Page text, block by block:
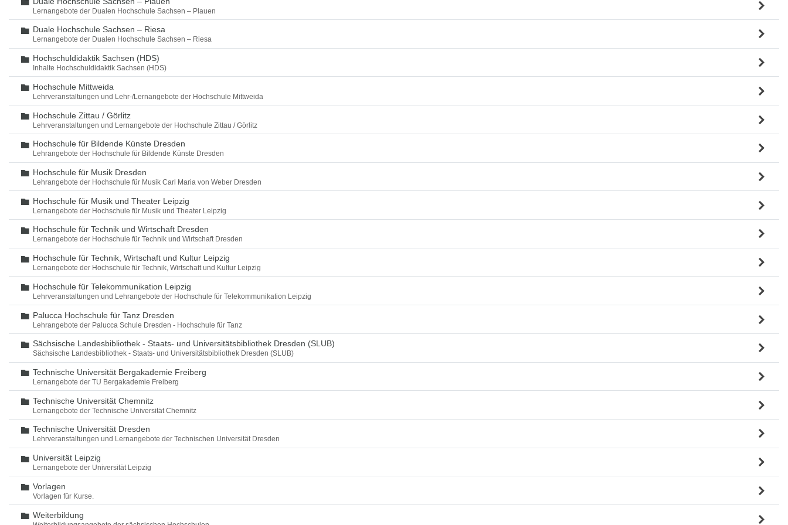
Lernangebote der Dualen Hochschule Sachsen – Plauen
Ordner
Duale Hochschule Sachsen – Riesa
Lernangebote der Dualen Hochschule Sachsen – Riesa
Ordner
Hochschuldidaktik Sachsen (HDS)
Inhalte Hochschuldidaktik Sachsen (HDS)
Ordner
Hochschule Mittweida
Lehrveranstaltungen und Lehr-/Lernangebote der Hochschule Mittweida
Ordner
Hochschule Zittau / Görlitz
Lehrveranstaltungen und Lernangebote der Hochschule Zittau / Görlitz
Ordner
Hochschule für Bildende Künste Dresden
Lehrangebote der Hochschule für Bildende Künste Dresden
Ordner
Hochschule für Musik Dresden
Lehrangebote der Hochschule für Musik Carl Maria von Weber Dresden
Ordner
Hochschule für Musik und Theater Leipzig
Lernangebote der Hochschule für Musik und Theater Leipzig
Ordner
Hochschule für Technik und Wirtschaft Dresden
Lernangebote der Hochschule für Technik und Wirtschaft Dresden
Ordner
Hochschule für Technik, Wirtschaft und Kultur Leipzig
Lernangebote der Hochschule für Technik, Wirtschaft und Kultur Leipzig
Ordner
Hochschule für Telekommunikation Leipzig
Lehrveranstaltungen und Lehrangebote der Hochschule für Telekommunikation Leipzig
Ordner
Palucca Hochschule für Tanz Dresden
Lehrangebote der Palucca Schule Dresden - Hochschule für Tanz
Ordner
Sächsische Landesbibliothek - Staats- und Universitätsbibliothek Dresden (SLUB)
Sächsische Landesbibliothek - Staats- und Universitätsbibliothek Dresden (SLUB)
Ordner
Technische Universität Bergakademie Freiberg
Lernangebote der TU Bergakademie Freiberg
Ordner
Technische Universität Chemnitz
Lernangebote der Technische Universität Chemnitz
Ordner
Technische Universität Dresden
Lehrveranstaltungen und Lernangebote der Technischen Universität Dresden
Ordner
Universität Leipzig
Lernangebote der Universität Leipzig
Ordner
Vorlagen
Vorlagen für Kurse.
Ordner
Weiterbildung